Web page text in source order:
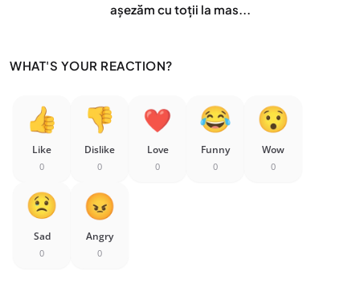
așezăm cu toții la mas...
WHAT'S YOUR REACTION?
Like
0
Dislike
0
Love
0
Funny
0
Wow
0
Sad
0
Angry
0